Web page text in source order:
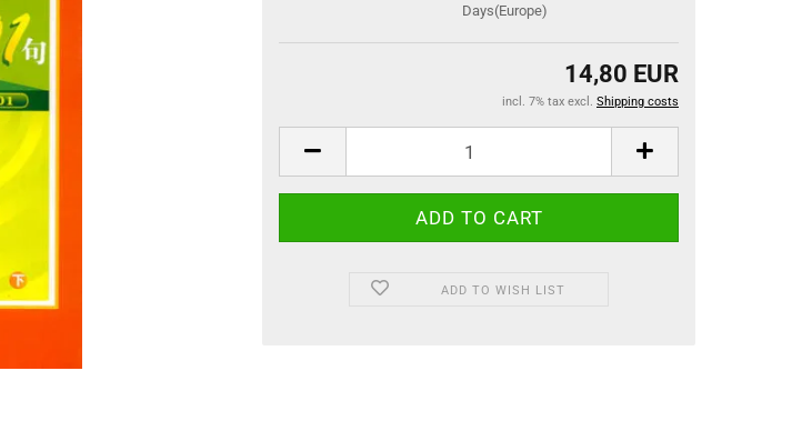
Days(Europe)
14,80 EUR
incl. 7% tax excl. Shipping costs
ADD TO WISH LIST